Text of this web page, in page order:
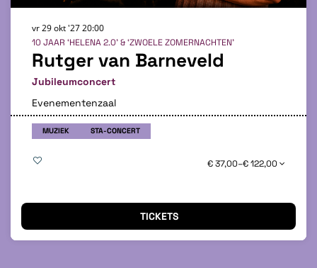
Rutger van Barneveld
Jubileumconcert
10 JAAR ‘HELENA 2.0’ & ‘ZWOELE ZOMERNACHTEN’
vr 29 okt '2720:00
Evenementenzaal
MUZIEK STA-CONCERT
€ 37,00–€ 122,00
TICKETS